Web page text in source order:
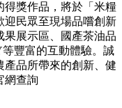
得獎作品，將於「米糧
迎民眾至現場品嚐創新
展示區、國產茶油品
豐富的互動體驗。誠
品所帶來的創新、健
網查詢